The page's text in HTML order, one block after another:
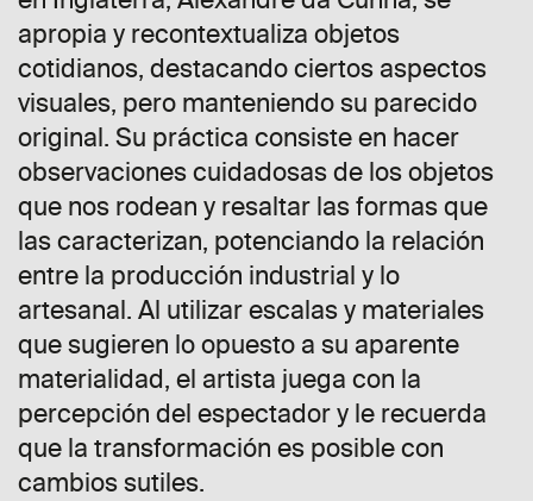
apropia y recontextualiza objetos
cotidianos, destacando ciertos aspectos
visuales, pero manteniendo su parecido
original. Su práctica consiste en hacer
observaciones cuidadosas de los objetos
que nos rodean y resaltar las formas que
las caracterizan, potenciando la relación
entre la producción industrial y lo
artesanal. Al utilizar escalas y materiales
que sugieren lo opuesto a su aparente
materialidad, el artista juega con la
percepción del espectador y le recuerda
que la transformación es posible con
cambios sutiles.